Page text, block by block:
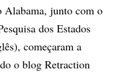
Alabama, junto com o
dos Estados
começaram a
o blog Retraction